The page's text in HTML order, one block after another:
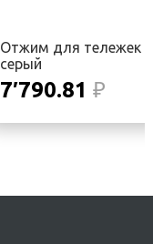
Отжим для тележек
серый
7′790.81 ₽